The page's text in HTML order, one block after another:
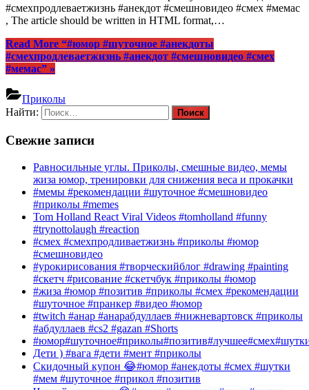
#смехпродлеваетжизнь #анекдот #смешновидео #смех #мемас
, The article should be written in HTML format,…
Read More “#юмор #шуточное #анекдоты
#смехпродлеваетжизнь #анекдот #смешновидео #смех
#мемас” »
Приколы
Найти:
Свежие записи
Равносильные углы. Приколы, смешные видео, мемы
жиза юмор, тренировки для снижения веса и прокачки
#мемы #рекомендации #шуточное #смешновидео
#приколы #memes
Tom Holland React Viral Videos #tomholland #funny
#trynottolaugh #reaction
#смех #смехпродливаетжизнь #приколы #юмор
#смешновидео
#урокирисования #творческийблог #drawing #painting
#скетч #рисование #скетчбук #приколы #юмор
#жиза #юмор #позитив #приколы #смех #рекомендации
#шуточное #пранкер #видео #юмор
#twitch #анар #анарабдуллаев #нижневартовск #приколы
#абдуллаев #cs2 #gazan #Shorts
Дети ) #вага #дети #мент #приколы
Скидочный купон 😂#юмор #анекдоты #смех #шутки
#мем #шуточное #прикол #позитив